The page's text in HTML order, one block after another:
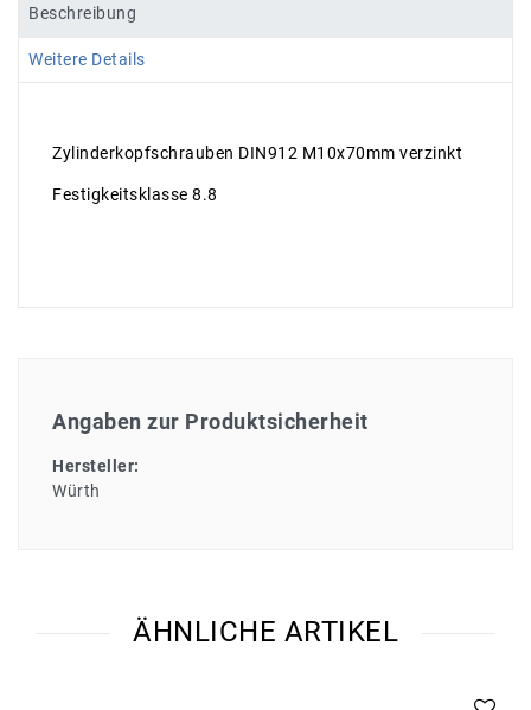
Beschreibung
Weitere Details
Zylinderkopfschrauben DIN912 M10x70mm verzinkt
Festigkeitsklasse 8.8
Angaben zur Produktsicherheit
Hersteller:
Würth
ÄHNLICHE ARTIKEL